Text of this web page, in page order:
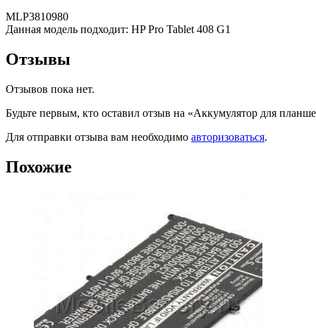
MLP3810980
Данная модель подходит: HP Pro Tablet 408 G1
Отзывы
Отзывов пока нет.
Будьте первым, кто оставил отзыв на «Аккумулятор для
Для отправки отзыва вам необходимо авторизоваться.
Похожие